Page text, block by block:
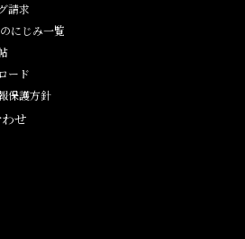
請求
にじみ一覧
ード
保護方針
せ